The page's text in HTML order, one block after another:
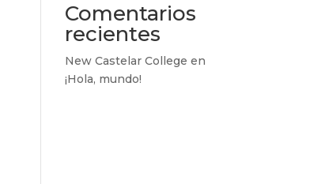
Comentarios
recientes
New Castelar College en
¡Hola, mundo!